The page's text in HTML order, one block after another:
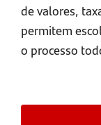
de valores,
permitem
o processo